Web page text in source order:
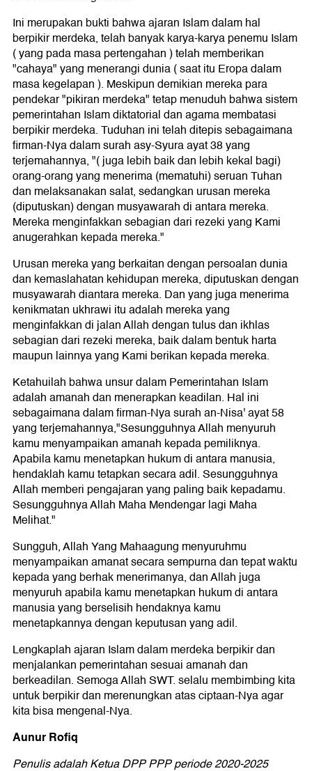
Ini merupakan bukti bahwa ajaran Islam dalam hal
berpikir merdeka, telah banyak karya-karya penemu Islam
( yang pada masa pertengahan ) telah memberikan
"cahaya" yang menerangi dunia ( saat itu Eropa dalam
masa kegelapan ). Meskipun demikian mereka para
pendekar "pikiran merdeka" tetap menuduh bahwa sistem
pemerintahan Islam diktatorial dan agama membatasi
berpikir merdeka. Tuduhan ini telah ditepis sebagaimana
firman-Nya dalam surah asy-Syura ayat 38 yang
terjemahannya, "( juga lebih baik dan lebih kekal bagi)
orang-orang yang menerima (mematuhi) seruan Tuhan
dan melaksanakan salat, sedangkan urusan mereka
(diputuskan) dengan musyawarah di antara mereka.
Mereka menginfakkan sebagian dari rezeki yang Kami
anugerahkan kepada mereka."
Urusan mereka yang berkaitan dengan persoalan dunia
dan kemaslahatan kehidupan mereka, diputuskan dengan
musyawarah diantara mereka. Dan yang juga menerima
kenikmatan ukhrawi itu adalah mereka yang
menginfakkan di jalan Allah dengan tulus dan ikhlas
sebagian dari rezeki mereka, baik dalam bentuk harta
maupun lainnya yang Kami berikan kepada mereka.
Ketahuilah bahwa unsur dalam Pemerintahan Islam
adalah amanah dan menerapkan keadilan. Hal ini
sebagaimana dalam firman-Nya surah an-Nisa' ayat 58
yang terjemahannya,"Sesungguhnya Allah menyuruh
kamu menyampaikan amanah kepada pemiliknya.
Apabila kamu menetapkan hukum di antara manusia,
hendaklah kamu tetapkan secara adil. Sesungguhnya
Allah memberi pengajaran yang paling baik kepadamu.
Sesungguhnya Allah Maha Mendengar lagi Maha
Melihat."
Sungguh, Allah Yang Mahaagung menyuruhmu
menyampaikan amanat secara sempurna dan tepat waktu
kepada yang berhak menerimanya, dan Allah juga
menyuruh apabila kamu menetapkan hukum di antara
manusia yang berselisih hendaknya kamu
menetapkannya dengan keputusan yang adil.
Lengkaplah ajaran Islam dalam merdeka berpikir dan
menjalankan pemerintahan sesuai amanah dan
berkeadilan. Semoga Allah SWT. selalu membimbing kita
untuk berpikir dan merenungkan atas ciptaan-Nya agar
kita bisa mengenal-Nya.
Aunur Rofiq
Penulis adalah Ketua DPP PPP periode 2020-2025